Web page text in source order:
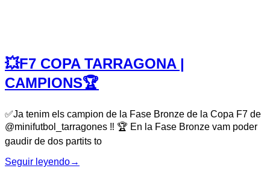
💥F7 COPA TARRAGONA |
CAMPIONS🏆
✅Ja tenim els campion de la Fase Bronze de la Copa F7 de
@minifutbol_tarragones ‼️ 🏆 En la Fase Bronze vam poder
gaudir de dos partits to
Seguir leyendo→